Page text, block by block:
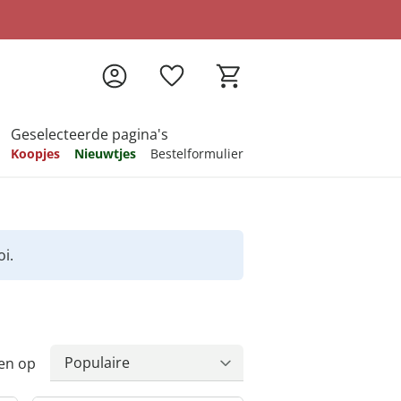
Geselecteerde pagina's
Koopjes Nieuwtjes Bestelformulier
op